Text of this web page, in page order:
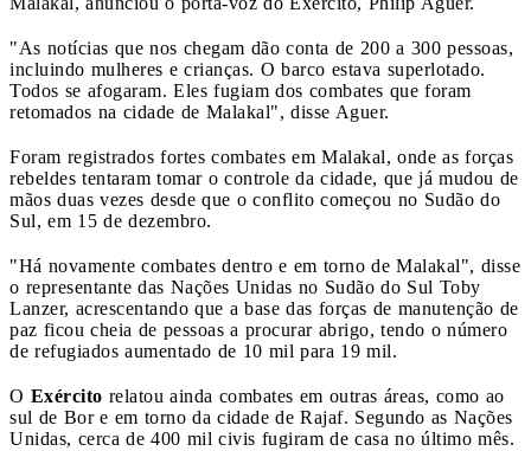
"As notícias que nos chegam dão conta de 200 a 300 pessoas,
incluindo mulheres e crianças. O barco estava superlotado.
Todos se afogaram. Eles fugiam dos combates que foram
retomados na cidade de Malakal", disse Aguer.
Foram registrados fortes combates em Malakal, onde as forças
rebeldes tentaram tomar o controle da cidade, que já mudou de
mãos duas vezes desde que o conflito começou no Sudão do
Sul, em 15 de dezembro.
"Há novamente combates dentro e em torno de Malakal", disse
o representante das Nações Unidas no Sudão do Sul Toby
Lanzer, acrescentando que a base das forças de manutenção de
paz ficou cheia de pessoas a procurar abrigo, tendo o número
de refugiados aumentado de 10 mil para 19 mil.
O Exército relatou ainda combates em outras áreas, como ao
sul de Bor e em torno da cidade de Rajaf. Segundo as Nações
Unidas, cerca de 400 mil civis fugiram de casa no último mês.